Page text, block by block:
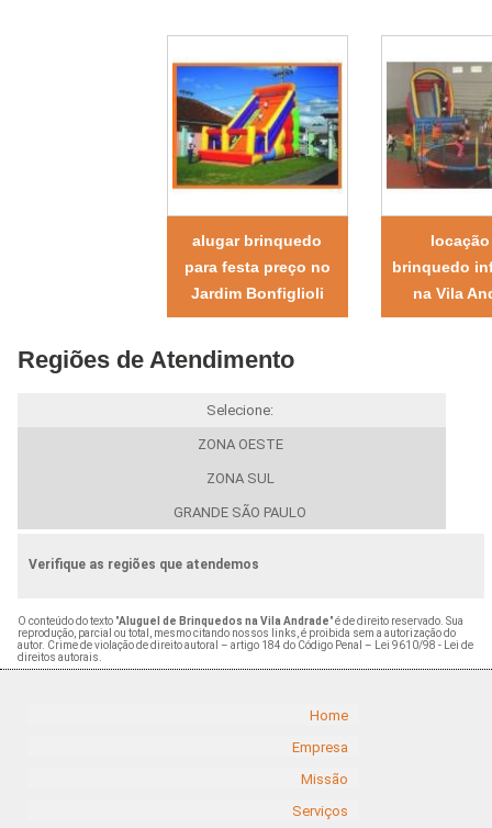
alugar brinquedo
para festa preço no
Jardim Bonfiglioli
brinquedo
na Vila
Regiões de Atendimento
Selecione:
ZONA OESTE
ZONA SUL
GRANDE SÃO PAULO
Verifique as regiões que atendemos
O conteúdo do texto "Aluguel de Brinquedos na Vila Andrade" é de direito reservado. Sua
reprodução, parcial ou total, mesmo citando nossos links, é proibida sem a autorização do
autor. Crime de violação de direito autoral – artigo 184 do Código Penal – Lei 9610/98 - Lei de
direitos autorais.
Home
Empresa
Missão
Serviços